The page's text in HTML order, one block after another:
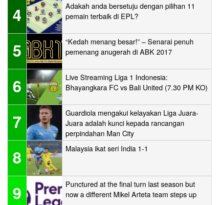
4
Adakah anda bersetuju dengan pilihan 11
pemain terbaik di EPL?
5
“Kedah menang besar!” – Senarai penuh
pemenang anugerah di ABK 2017
6
Live Streaming Liga 1 Indonesia:
Bhayangkara FC vs Bali United (7.30 PM KO)
7
Guardiola mengakui kelayakan Liga Juara-
Juara adalah kunci kepada rancangan
perpindahan Man City
8 Malaysia ikat seri India 1-1
9
Punctured at the final turn last season but
now a different Mikel Arteta team steps up